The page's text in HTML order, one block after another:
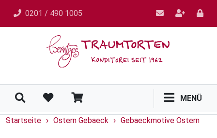
0201 / 490 1005
MENÜ
Startseite › Ostern Gebaeck › Gebaeckmotive Ostern